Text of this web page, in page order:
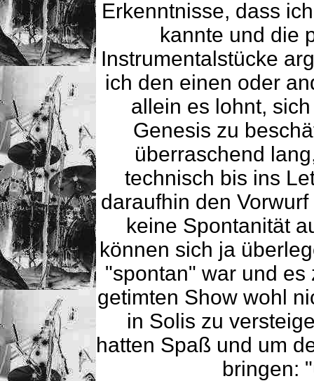
Erkenntnisse, dass
kannte und die
Instrumentalstücke
ich den einen oder
allein es lohnt,
Genesis zu
überraschend
technisch bis ins
daraufhin den
keine Spontanität
können sich ja
"spontan" war und
getimten Show wohl
in Solis zu
hatten Spaß und um
bringen: